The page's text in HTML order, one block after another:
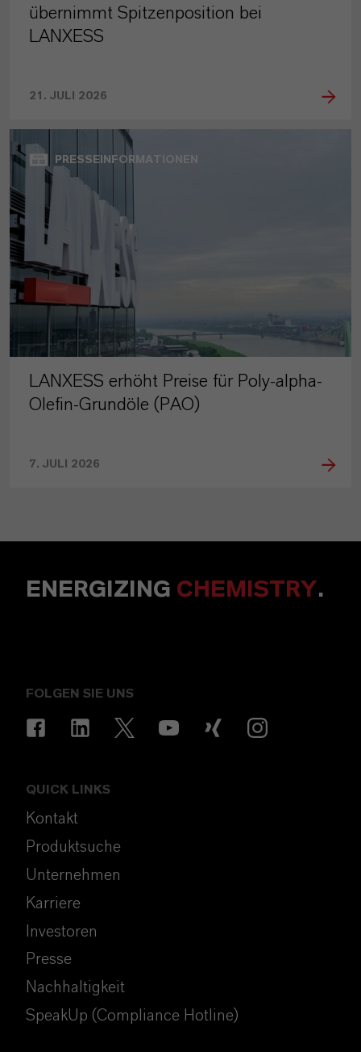
übernimmt Spitzenposition bei
LANXESS
21. JULI 2026
PRESSEINFORMATIONEN
LANXESS erhöht Preise für Poly-alpha-
Olefin-Grundöle (PAO)
7. JULI 2026
ENERGIZING CHEMISTRY.
FOLGEN SIE UNS
QUICK LINKS
Kontakt
Produktsuche
Unternehmen
Karriere
Investoren
Presse
Nachhaltigkeit
SpeakUp (Compliance Hotline)